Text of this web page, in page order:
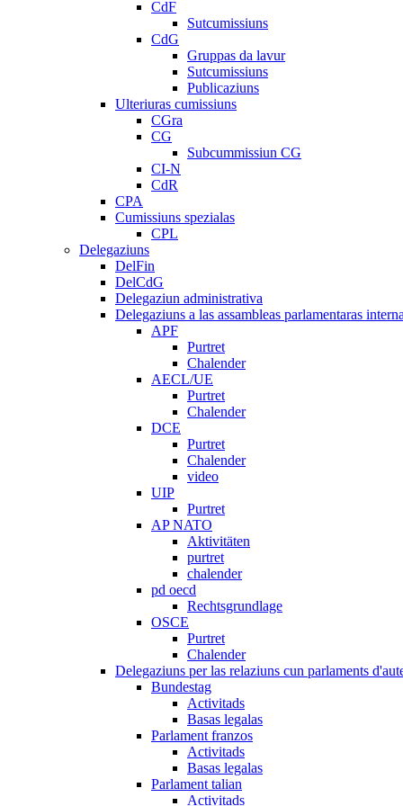
CdF
Sutcumissiuns
CdG
Gruppas da lavur
Sutcumissiuns
Publicaziuns
Ulteriuras cumissiuns
CGra
CG
Subcummissiun CG
CI-N
CdR
CPA
Cumissiuns spezialas
CPL
Delegaziuns
DelFin
DelCdG
Delegaziun administrativa
Delegaziuns a las assambleas parlamentaras
APF
Purtret
Chalender
AECL/UE
Purtret
Chalender
DCE
Purtret
Chalender
video
UIP
Purtret
AP NATO
Aktivitäten
purtret
chalender
pd oecd
Rechtsgrundlage
OSCE
Purtret
Chalender
Delegaziuns per las relaziuns cun parlaments
Bundestag
Activitads
Basas legalas
Parlament franzos
Activitads
Basas legalas
Parlament talian
Activitads